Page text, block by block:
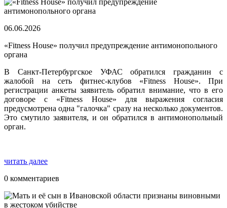
06.06.2026
«Fitness House» получил предупреждение антимонопольного
органа
В Санкт-Петербургское УФАС обратился гражданин с
жалобой на сеть фитнес-клубов «Fitness House». При
регистрации анкеты заявитель обратил внимание, что в его
договоре с «Fitness House» для выражения согласия
предусмотрена одна "галочка" сразу на несколько документов.
Это смутило заявителя, и он обратился в антимонопольный
орган.
читать далее
0 комментариев